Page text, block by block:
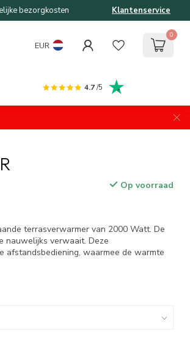
bezorgkosten Klantenservice
EUR
0
4.7/5
Op voorraad
terrasverwarmer van 2000 Watt. De
nauwelijks verwaait. Deze
afstandsbediening, waarmee de warmte